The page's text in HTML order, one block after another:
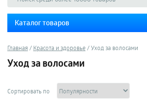
Каталог товаров
Главная Красота и здоровье Уход за волосами
Уход за волосами
Сортировать по